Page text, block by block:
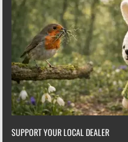
SUPPORT YOUR LOCAL DEALER